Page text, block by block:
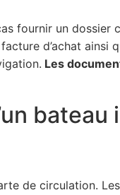
fournir un dossier
d’achat ainsi
Les
bateau
de circulation.